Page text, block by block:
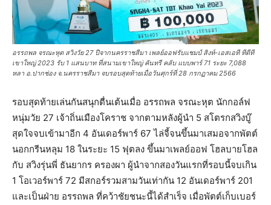
อรรถพล จรณะหุต สวิงวัย 27 ปีจากนครราชสีมา เพลย์ออฟรับแชมป์ สิงห์-เอสเอที ทีดีที
เขาใหญ่ 2023 รับ 1 แสนบาท ที่สนามเขาใหญ่ คันทรี คลับ แบบพาร์ 71 ระยะ 7,088
หลา อ.ปากช่อง จ.นครราชสีมา จบรอบสุดท้ายเมื่อวันศุกร์ที่ 28 กรกฏาคม 2566
รอบสุดท้ายเล่นกันสนุกตื่นเต้นเมื่อ อรรถพล จรณะหุต นักกอล์ฟ
หนุ่มวัย 27 เจ้าถิ่นเมืองโคราช จากตามหลังผู้นำ 5 สโตรกสวิงบู๊
สุดใจจบเข้ามาอีก 4 อันเดอร์พาร์ 67 ไล่จี้จนขึ้นมาเสมอจากพัตต์
นอกกรีนหลุม 18 ในระยะ 15 ฟุตลง ขึ้นมาเพลย์ออฟ โฮลบายโฮล
กับ สวิงรุ่นพี่ ธันยากร ครองผา ผู้นำจากสองวันแรกที่รอบนี้จบเกิน
1 โอเวอร์พาร์ 72 มีสกอร์รวมสามวันเท่ากัน 12 อันเดอร์พาร์ 201
และเป็นฝ่าย อรรถพล ที่คว้าชัยชนะนี้ได้สำเร็จ เมื่อพัตต์เก็บเบอร์